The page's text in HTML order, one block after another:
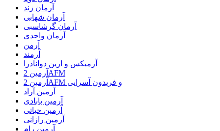
آرمان زند
آرمان شهابی
آرمان گرشاسبی
آرمان واحدی
آرمن
آرمند
آرمیکس و ارین دوانادرا
آرمین 2AFM
آرمین 2AFM و فریدون آسرایی
آرمین آراد
آرمین بابادی
آرمین حیاتی
آرمین رازانی
آرمین رام